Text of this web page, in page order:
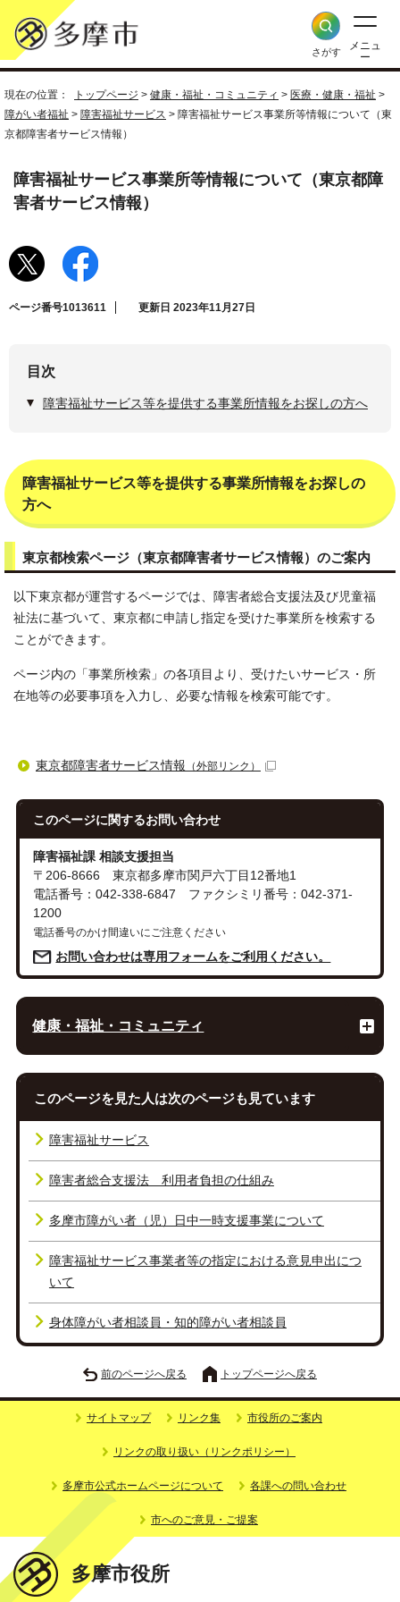
さがす
メニュ
ー
現在の位置： トップページ > 健康・福祉・コミュニティ > 医療・健康・福祉 >
障がい者福祉 > 障害福祉サービス > 障害福祉サービス事業所等情報について（東
京都障害者サービス情報）
障害福祉サービス事業所等情報について（東京都障
害者サービス情報）
ページ番号1013611 更新日 2023年11月27日
目次
障害福祉サービス等を提供する事業所情報をお探しの方へ
障害福祉サービス等を提供する事業所情報をお探しの
方へ
東京都検索ページ（東京都障害者サービス情報）のご案内
以下東京都が運営するページでは、障害者総合支援法及び児童福
祉法に基づいて、東京都に申請し指定を受けた事業所を検索する
ことができます。
ページ内の「事業所検索」の各項目より、受けたいサービス・所
在地等の必要事項を入力し、必要な情報を検索可能です。
東京都障害者サービス情報 （外部リンク）
このページに関するお問い合わせ
障害福祉課 相談支援担当
〒206-8666 東京都多摩市関戸六丁目12番地1
電話番号：042-338-6847 ファクシミリ番号：042-371-
1200
電話番号のかけ間違いにご注意ください
お問い合わせは専用フォームをご利用ください。
健康・福祉・コミュニティ
このページを見た人は次のページも見ています
障害福祉サービス
障害者総合支援法 利用者負担の仕組み
多摩市障がい者（児）日中一時支援事業について
障害福祉サービス事業者等の指定における意見申出につ
いて
身体障がい者相談員・知的障がい者相談員
前のページへ戻る トップページへ戻る
サイトマップ リンク集 市役所のご案内
リンクの取り扱い（リンクポリシー）
多摩市公式ホームページについて 各課への問い合わせ
市へのご意見・ご提案
多摩市役所